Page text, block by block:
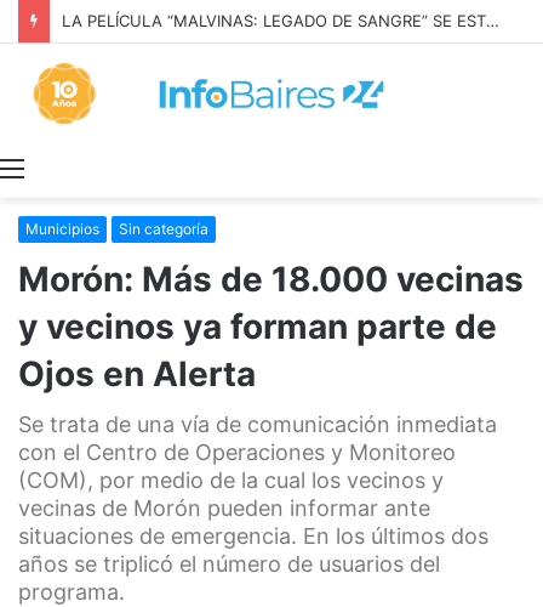
LA PELÍCULA “MALVINAS: LEGADO DE SANGRE” SE ESTRENARÁ EN PRIME VIDEO
Municipios Sin categoría
Morón: Más de 18.000 vecinas
y vecinos ya forman parte de
Ojos en Alerta
Se trata de una vía de comunicación inmediata
con el Centro de Operaciones y Monitoreo
(COM), por medio de la cual los vecinos y
vecinas de Morón pueden informar ante
situaciones de emergencia. En los últimos dos
años se triplicó el número de usuarios del
programa.